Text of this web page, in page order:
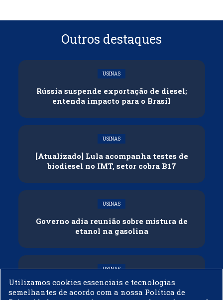
Outros destaques
USINAS
Rússia suspende exportação de diesel;
entenda impacto para o Brasil
USINAS
[Atualizado] Lula acompanha testes de
biodiesel no IMT, setor cobra B17
USINAS
Governo adia reunião sobre mistura de
etanol na gasolina
USINAS
CNPE veda importação de biodiesel
Utilizamos cookies essenciais e tecnologias
semelhantes de acordo com a nossa Política de